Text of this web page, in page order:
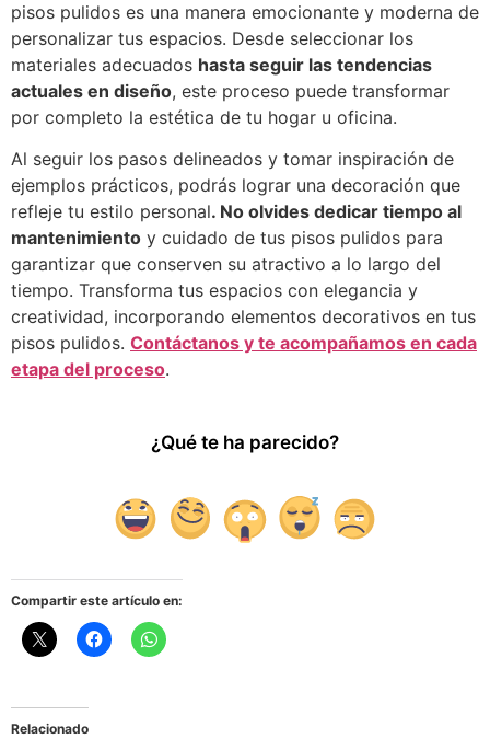
pisos pulidos es una manera emocionante y moderna de
personalizar tus espacios. Desde seleccionar los
materiales adecuados hasta seguir las tendencias
actuales en diseño, este proceso puede transformar
por completo la estética de tu hogar u oficina.
Al seguir los pasos delineados y tomar inspiración de
ejemplos prácticos, podrás lograr una decoración que
refleje tu estilo personal. No olvides dedicar tiempo al
mantenimiento y cuidado de tus pisos pulidos para
garantizar que conserven su atractivo a lo largo del
tiempo. Transforma tus espacios con elegancia y
creatividad, incorporando elementos decorativos en tus
pisos pulidos. Contáctanos y te acompañamos en cada
etapa del proceso.
¿Qué te ha parecido?
Compartir este artículo en:
Relacionado